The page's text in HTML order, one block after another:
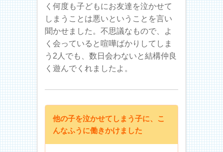
く何度も子どもにお友達を泣かせて
しまうことは悪いということを言い
聞かせました。不思議なもので、よ
く会っていると喧嘩ばかりしてしま
う2人でも、数日会わないと結構仲良
く遊んでくれましたよ。
他の子を泣かせてしまう子に、こ
んなふうに働きかけました